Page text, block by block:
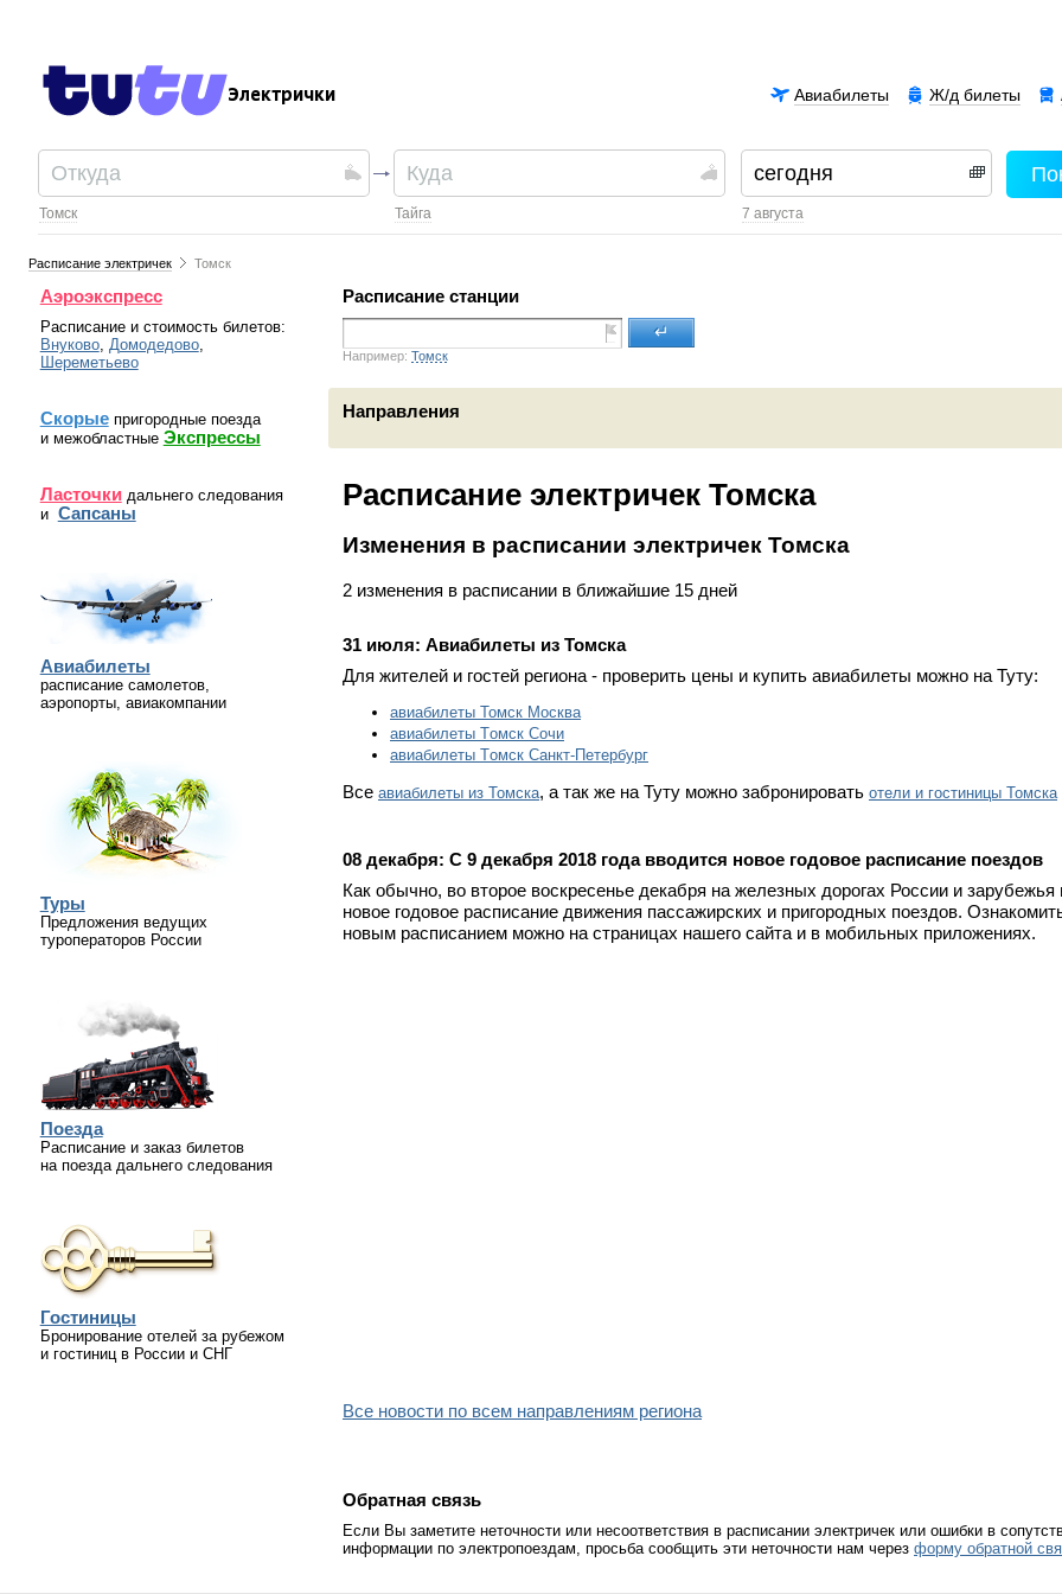
Электрички Ж/д билеты
Авиабилеты
Томск Тайга 7 августа
Расписание электричек Томск
Аэроэкспресс
Расписание и стоимость билетов:
Внуково, Домодедово,
Шереметьево
Скорые пригородные поезда
и межобластные Экспрессы
Ласточкидальнего следования
и Сапсаны
Авиабилеты
расписание самолетов,
аэропорты, авиакомпании
Туры
Предложения ведущих
туроператоров России
Поезда
Расписание и заказ билетов
на поезда дальнего следования
Гостиницы
Бронирование отелей за рубежом
и гостиниц в России и СНГ
Расписание станции
Например: Томск
↵
Направления
Расписание электричек Томска
Изменения в расписании электричек Томска
2 изменения в расписании в ближайшие 15 дней
31 июля: Авиабилеты из Томска
Для жителей и гостей региона - проверить цены и купить авиабилеты можно на Туту:
авиабилеты Томск Москва
авиабилеты Tомск Сочи
авиабилеты Tомск Санкт-Петербург
Все авиабилеты из Томска, а так же на Туту можно забронировать отели и гостиницы Томска
08 декабря: С 9 декабря 2018 года вводится новое годовое расписание поездов
Как обычно, во второе воскресенье декабря на железных дорогах России и зарубежья
новое годовое расписание движения пассажирских и пригородных поездов.
новым расписанием можно на страницах нашего сайта и в мобильных приложениях.
Все новости по всем направлениям региона
Обратная связь
Если Вы заметите неточности или несоответствия в расписании электричек или ошибки в
информации по электропоездам, просьба сообщить эти неточности нам через форму обратной